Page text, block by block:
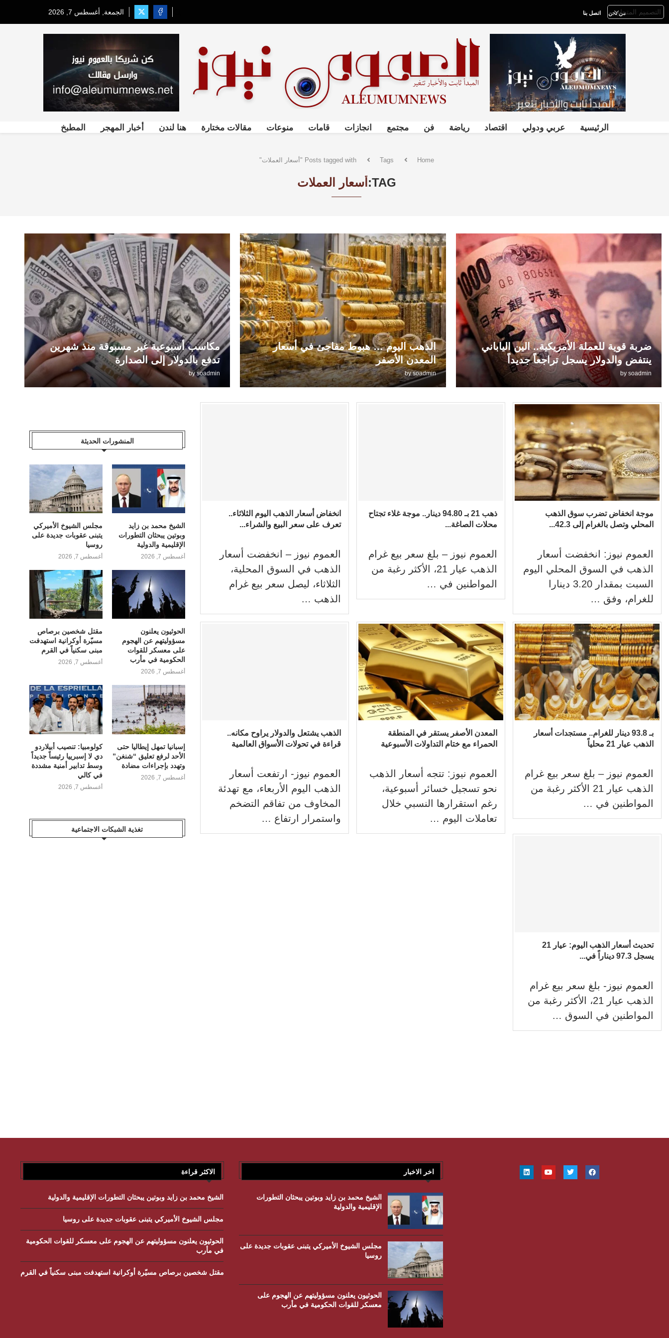
من نحن اتصل بنا الجمعة, أغسطس 7, 2026
الرئيسية عربي ودولي اقتصاد رياضة فن مجتمع انجازات قامات منوعات مقالات مختارة هنا لندن أخبار المهجر المطبخ
Home
Tags Posts tagged with "أسعار العملات"
TAG: أسعار العملات
ضربة قوية للعملة الأمريكية.. الين الياباني
ينتفض والدولار يسجل تراجعاً جديداً
by soadmin
الذهب اليوم … هبوط مفاجئ في أسعار
المعدن الأصفر
bysoadmin
مكاسب أسبوعية غير مسبوقة منذ شهرين
تدفع بالدولار إلى الصدارة
bysoadmin
موجة انخفاض تضرب سوق الذهب
المحلي وتصل بالغرام إلى 42.3...
العموم نيوز: انخفضت أسعار
الذهب في السوق المحلي اليوم
السبت بمقدار 3.20 دينارا
للغرام، وفق …
ذهب 21 بـ 94.80 دينار.. موجة غلاء تجتاح
محلات الصاغة...
العموم نيوز – بلغ سعر بيع غرام
الذهب عيار 21، الأكثر رغبة من
المواطنين في …
انخفاض أسعار الذهب اليوم الثلاثاء..
تعرف على سعر البيع والشراء...
العموم نيوز – انخفضت أسعار
الذهب في السوق المحلية،
الثلاثاء، ليصل سعر بيع غرام
الذهب …
بـ 93.8 دينار للغرام.. مستجدات أسعار
الذهب عيار 21 محلياً
العموم نيوز – بلغ سعر بيع غرام
الذهب عيار 21 الأكثر رغبة من
المواطنين في …
المعدن الأصفر يستقر في المنطقة
الحمراء مع ختام التداولات الأسبوعية
العموم نيوز: تتجه أسعار الذهب
نحو تسجيل خسائر أسبوعية،
رغم استقرارها النسبي خلال
تعاملات اليوم …
الذهب يشتعل والدولار يراوح مكانه..
قراءة في تحولات الأسواق العالمية
العموم نيوز- ارتفعت أسعار
الذهب اليوم الأربعاء، مع تهدئة
المخاوف من تفاقم التضخم
واستمرار ‌ارتفاع …
تحديث أسعار الذهب اليوم: عيار 21
يسجل 97.3 ديناراً في...
العموم نيوز- بلغ سعر بيع غرام
الذهب عيار 21، الأكثر رغبة من
المواطنين في السوق …
المنشورات الحديثة
الشيخ محمد بن زايد
وبوتين يبحثان التطورات
الإقليمية والدولية
أغسطس 7, 2026
مجلس الشيوخ الأميركي
يتبنى عقوبات جديدة على
روسيا
أغسطس 7, 2026
الحوثيون يعلنون
مسؤوليتهم عن الهجوم
على معسكر للقوات
الحكومية في مأرب
أغسطس 7, 2026
مقتل شخصين برصاص
مسيّرة أوكرانية استهدفت
مبنى سكنياً في القرم
أغسطس 7, 2026
إسبانيا تمهل إيطاليا حتى
الأحد لرفع تعليق “شنغن”
وتهدد بإجراءات مضادة
أغسطس 7, 2026
كولومبيا: تنصيب أبيلاردو
دي لا إسبرييا رئيساً جديداً
وسط تدابير أمنية مشددة
في كالي
أغسطس 7, 2026
تغذية الشبكات الاجتماعية
اخر الاخبار
الشيخ محمد بن زايد وبوتين يبحثان التطورات
الإقليمية والدولية
مجلس الشيوخ الأميركي يتبنى عقوبات جديدة على
روسيا
الحوثيون يعلنون مسؤوليتهم عن الهجوم على
معسكر للقوات الحكومية في مأرب
الاكثر قراءة
الشيخ محمد بن زايد وبوتين يبحثان التطورات الإقليمية والدولية
مجلس الشيوخ الأميركي يتبنى عقوبات جديدة على روسيا
الحوثيون يعلنون مسؤوليتهم عن الهجوم على معسكر للقوات الحكومية
في مأرب
مقتل شخصين برصاص مسيّرة أوكرانية استهدفت مبنى سكنياً في القرم